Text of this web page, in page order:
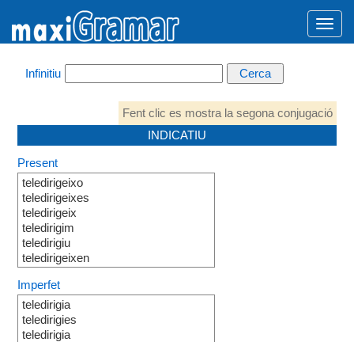
Infinitiu
Fent clic es mostra la segona conjugació
INDICATIU
Present
teledirigeixo
teledirigeixes
teledirigeix
teledirigim
teledirigiu
teledirigeixen
Imperfet
teledirigia
teledirigies
teledirigia